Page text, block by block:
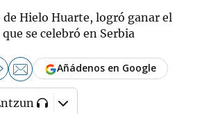
de Hielo Huarte, logró ganar el
se celebró en Serbia
Añádenos en Google